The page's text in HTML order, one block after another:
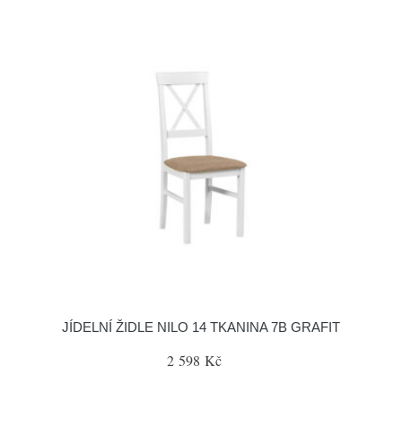
JÍDELNÍ ŽIDLE NILO 14 TKANINA 7B GRAFIT
2 598 Kč